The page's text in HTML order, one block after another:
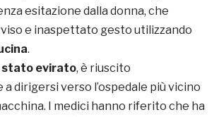
esitazione dalla donna, che
e inaspettato gesto utilizzando
.
stato evirato, è riuscito
dirigersi verso l’ospedale più vicino
I medici hanno riferito che ha